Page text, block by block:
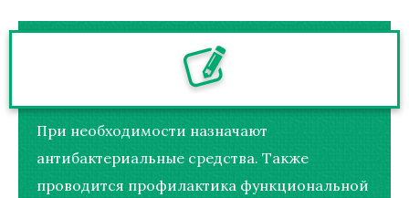
При необходимости назначают
антибактериальные средства. Также
проводится профилактика функциональной